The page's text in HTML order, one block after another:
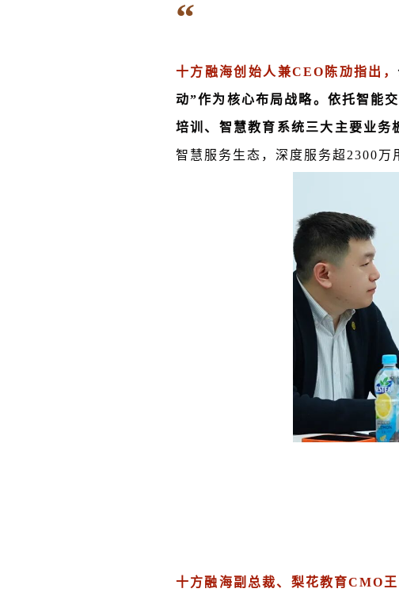
“
十方融海创始人兼CEO陈劢指出，
动”作为核心布局战略。依托智能
培训、智慧教育系统三大主要业务
智慧服务生态，深度服务超2300万
十方融海副总裁、梨花教育CMO王